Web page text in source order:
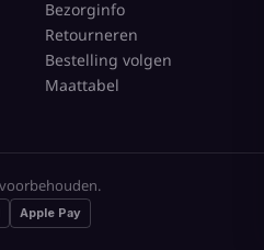
Bezorginfo
Retourneren
Bestelling volgen
Maattabel
Apple Pay